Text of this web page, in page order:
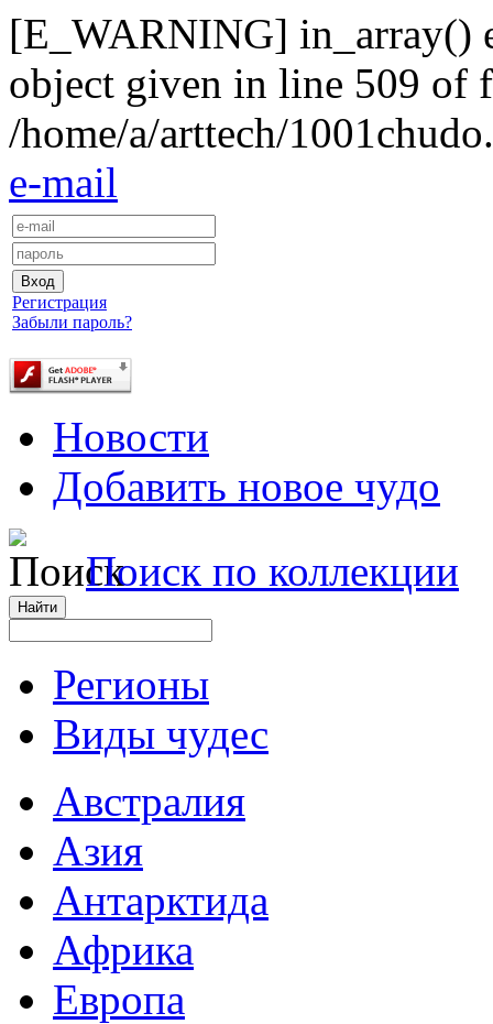
[E_WARNING] in_array()
object given in line 509 of
/home/a/arttech/
e-mail
Регистрация
Забыли пароль?
Новости
Добавить новое чудо
Поиск по коллекции
Регионы
Виды чудес
Австралия
Азия
Антарктида
Африка
Европа